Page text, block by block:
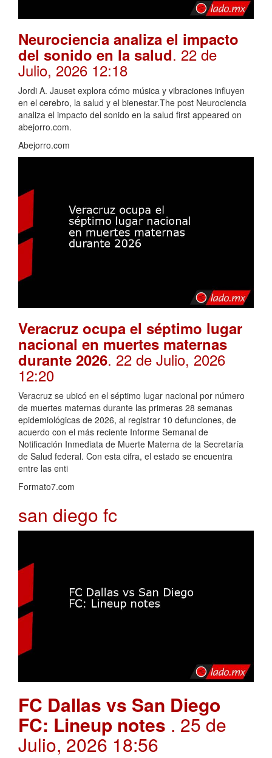
Neurociencia analiza el impacto
del sonido en la salud. 22 de
Julio, 2026 12:18
Jordi A. Jauset explora cómo música y vibraciones influyen
en el cerebro, la salud y el bienestar.The post Neurociencia
analiza el impacto del sonido en la salud first appeared on
abejorro.com.
Abejorro.com
Veracruz ocupa el séptimo lugar
nacional en muertes maternas
durante 2026. 22 de Julio, 2026
12:20
Veracruz se ubicó en el séptimo lugar nacional por número
de muertes maternas durante las primeras 28 semanas
epidemiológicas de 2026, al registrar 10 defunciones, de
acuerdo con el más reciente Informe Semanal de
Notificación Inmediata de Muerte Materna de la Secretaría
de Salud federal. Con esta cifra, el estado se encuentra
entre las enti
Formato7.com
san diego fc
FC Dallas vs San Diego
FC: Lineup notes . 25 de
Julio, 2026 18:56